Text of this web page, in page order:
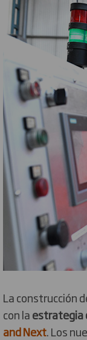
La construcción
con laestrategia
and Next. Los